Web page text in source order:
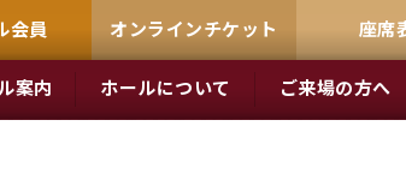
会員 オンラインチケット 座席
案内 ホールについて ご来場の方へ